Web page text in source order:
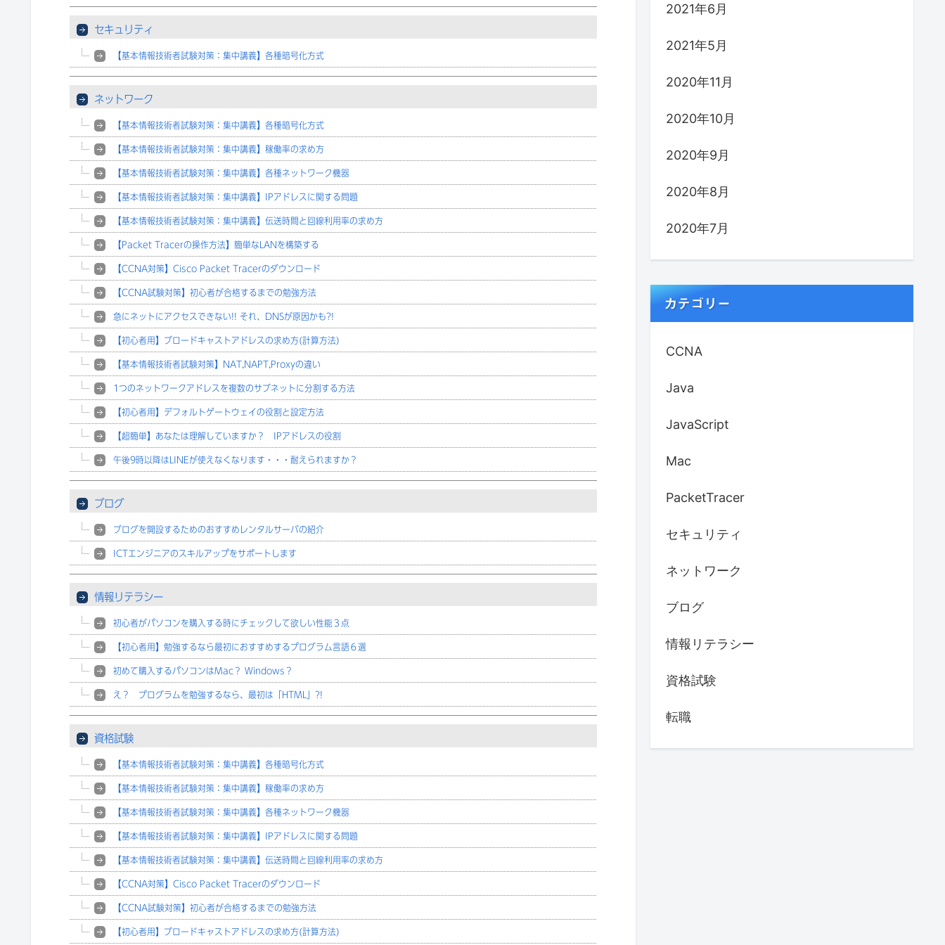
セキュリティ
【基本情報技術者試験対策：集中講義】各種暗号化方式
ネットワーク
【基本情報技術者試験対策：集中講義】各種暗号化方式
【基本情報技術者試験対策：集中講義】稼働率の求め方
【基本情報技術者試験対策：集中講義】各種ネットワーク機器
【基本情報技術者試験対策：集中講義】IPアドレスに関する問題
【基本情報技術者試験対策：集中講義】伝送時間と回線利用率の求め方
【Packet Tracerの操作方法】簡単なLANを構築する
【CCNA対策】Cisco Packet Tracerのダウンロード
【CCNA試験対策】初心者が合格するまでの勉強方法
急にネットにアクセスできない!! それ、DNSが原因かも?!
【初心者用】ブロードキャストアドレスの求め方(計算方法)
【基本情報技術者試験対策】NAT,NAPT,Proxyの違い
1つのネットワークアドレスを複数のサブネットに分割する方法
【初心者用】デフォルトゲートウェイの役割と設定方法
【超簡単】あなたは理解していますか？ IPアドレスの役割
午後9時以降はLINEが使えなくなります・・・耐えられますか？
ブログ
ブログを開設するためのおすすめレンタルサーバの紹介
ICTエンジニアのスキルアップをサポートします
情報リテラシー
初心者がパソコンを購入する時にチェックして欲しい性能３点
【初心者用】勉強するなら最初におすすめするプログラム言語６選
初めて購入するパソコンはMac？ Windows？
え？ プログラムを勉強するなら、最初は「HTML」?!
資格試験
【基本情報技術者試験対策：集中講義】各種暗号化方式
【基本情報技術者試験対策：集中講義】稼働率の求め方
【基本情報技術者試験対策：集中講義】各種ネットワーク機器
【基本情報技術者試験対策：集中講義】IPアドレスに関する問題
【基本情報技術者試験対策：集中講義】伝送時間と回線利用率の求め方
【CCNA対策】Cisco Packet Tracerのダウンロード
【CCNA試験対策】初心者が合格するまでの勉強方法
【初心者用】ブロードキャストアドレスの求め方(計算方法)
2021年6月
2021年5月
2020年11月
2020年10月
2020年9月
2020年8月
2020年7月
カテゴリー
CCNA
Java
JavaScript
Mac
PacketTracer
セキュリティ
ネットワーク
ブログ
情報リテラシー
資格試験
転職